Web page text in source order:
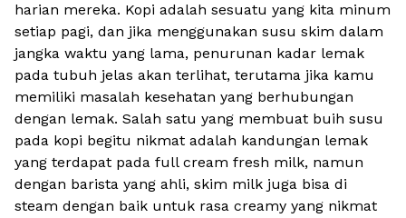
harian mereka. Kopi adalah sesuatu yang kita minum
setiap pagi, dan jika menggunakan susu skim dalam
jangka waktu yang lama, penurunan kadar lemak
pada tubuh jelas akan terlihat, terutama jika kamu
memiliki masalah kesehatan yang berhubungan
dengan lemak. Salah satu yang membuat buih susu
pada kopi begitu nikmat adalah kandungan lemak
yang terdapat pada full cream fresh milk, namun
dengan barista yang ahli, skim milk juga bisa di
steam dengan baik untuk rasa creamy yang nikmat